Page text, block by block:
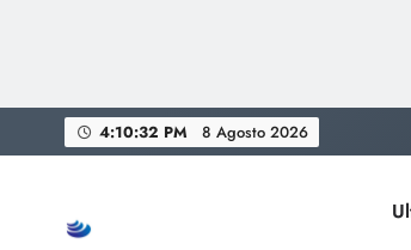
to
4:10:33 PM 8 Agosto 2026